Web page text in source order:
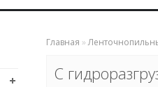
Главная »
С